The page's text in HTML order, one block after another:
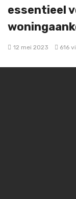
essentieel
12 mei 2023 616